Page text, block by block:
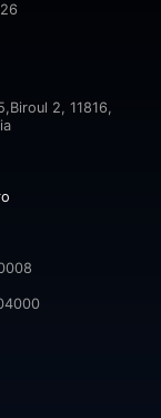
2, 11816,